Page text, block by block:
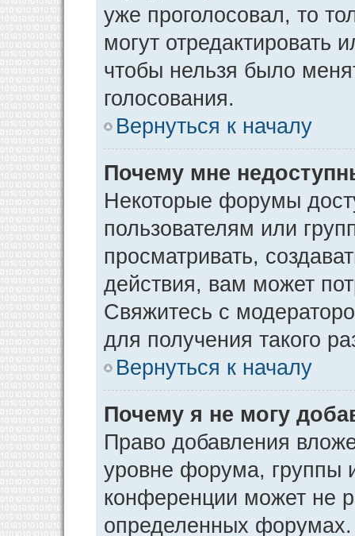
уже проголосовал, то
могут отредактировать
чтобы нельзя было
голосования.
Вернуться к началу
Почему мне
Некоторые форумы
пользователям или
просматривать,
действия, вам может
Свяжитесь с
для получения такого
Вернуться к началу
Почему я не могу
Право добавления
уровне форума, группы
конференции может не
определенных